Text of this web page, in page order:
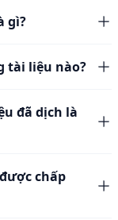
gì?
tài liệu nào?
đã dịch là
chấp